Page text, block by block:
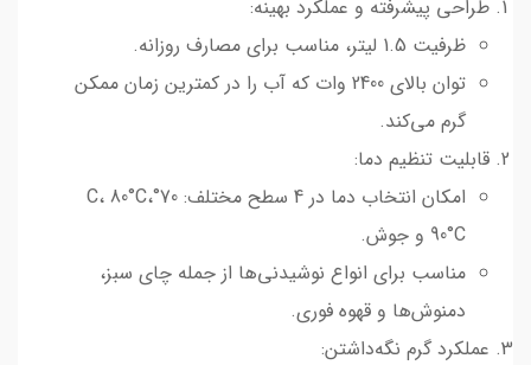
طراحی پیشرفته و عملکرد بهینه:
ظرفیت 1.5 لیتر، مناسب برای مصارف روزانه.
توان بالای 2400 وات که آب را در کمترین زمان ممکن
گرم می‌کند.
قابلیت تنظیم دما:
امکان انتخاب دما در 4 سطح مختلف: 70°C، 80°C،
90°C و جوش.
مناسب برای انواع نوشیدنی‌ها از جمله چای سبز،
دمنوش‌ها و قهوه فوری.
عملکرد گرم نگه‌داشتن: